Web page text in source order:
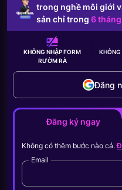
trong nghề môi giới
sản chỉ trong 6
KHÔNG NHẬP FORM
RƯỜM RÀ
KHÔNG
Đăng
Đăng ký ngay
Không có thêm bước nào cả.
Email